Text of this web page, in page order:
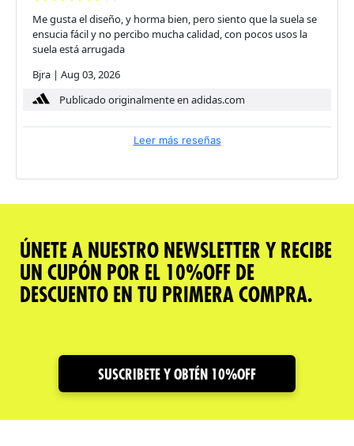
Me gusta el diseño, y horma bien, pero siento que la suela se
ensucia fácil y no percibo mucha calidad, con pocos usos la
suela está arrugada
Bjra | Aug 03, 2026
Publicado originalmente en adidas.com
Leer más reseñas
ÚNETE A NUESTRO NEWSLETTER Y RECIBE
UN CUPÓN POR EL 10%OFF DE
DESCUENTO EN TU PRIMERA COMPRA.
SUSCRIBETE Y OBTÉN 10%OFF